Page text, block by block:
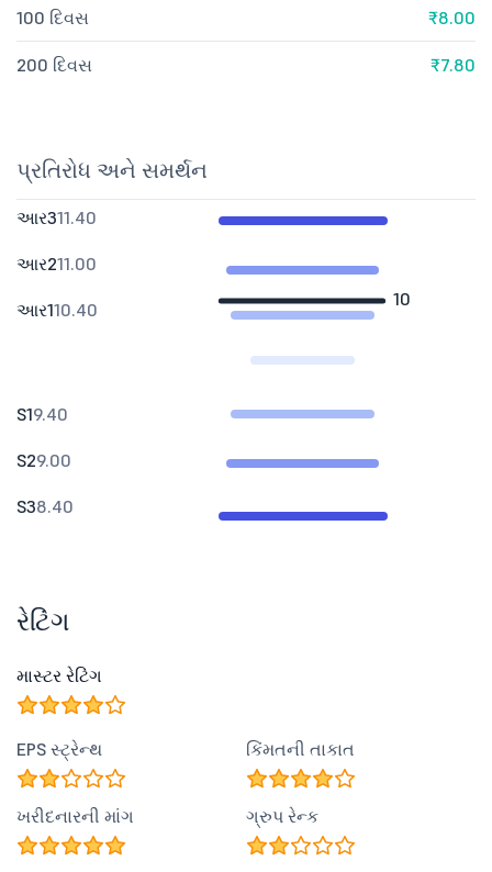
100 દિવસ ₹8.00
200 દિવસ ₹7.80
પ્રતિરોધ અને સમર્થન
10
આર311.40
આર211.00
આર110.40
S19.40
S29.00
S38.40
રેટિંગ
માસ્ટર રેટિંગ
EPS સ્ટ્રેન્થ કિંમતની તાકાત
ખરીદનારની માંગ ગ્રુપ રેન્ક